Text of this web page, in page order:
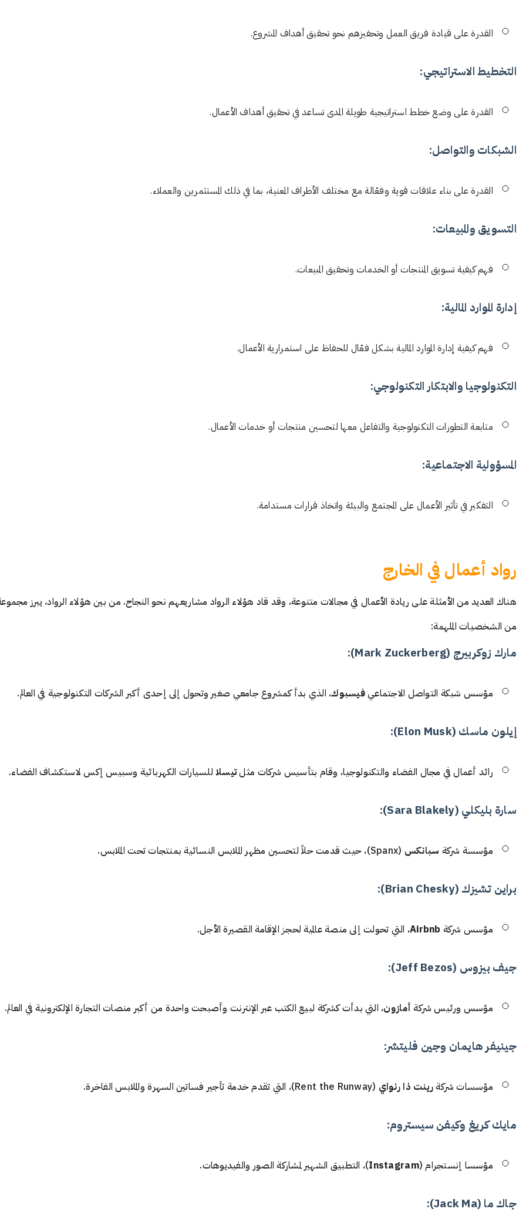
القدرة على قيادة فريق العمل وتحفيزهم نحو تحقيق أهداف المشروع.
التخطيط الاستراتيجي:
القدرة على وضع خطط استراتيجية طويلة المدى تساعد في تحقيق أهداف الأعمال.
الشبكات والتواصل:
القدرة على بناء علاقات قوية وفعّالة مع مختلف الأطراف المعنية، بما في ذلك المستثمرين والعملاء.
التسويق والمبيعات:
فهم كيفية تسويق المنتجات أو الخدمات وتحقيق المبيعات.
إدارة الموارد المالية:
فهم كيفية إدارة الموارد المالية بشكل فعّال للحفاظ على استمرارية الأعمال.
التكنولوجيا والابتكار التكنولوجي:
متابعة التطورات التكنولوجية والتفاعل معها لتحسين منتجات أو خدمات الأعمال.
المسؤولية الاجتماعية:
التفكير في تأثير الأعمال على المجتمع والبيئة واتخاذ قرارات مستدامة.
رواد أعمال في الخارج
هناك العديد من الأمثلة على ريادة الأعمال في مجالات متنوعة، وقد قاد هؤلاء الرواد مشاريعهم نحو النجاح. من بين هؤلاء الرواد، يبرز
من الشخصيات الملهمة:
مارك زوكربيرج (Mark Zuckerberg):
مؤسس شبكة التواصل الاجتماعيفيسبوك، الذي بدأ كمشروع جامعي صغير وتحول إلى إحدى أكبر الشركات التكنولوجية في العالم.
إيلون ماسك (Elon Musk):
رائد أعمال في مجال الفضاء والتكنولوجيا، وقام بتأسيس شركات مثلتيسلا للسيارات الكهربائية وسبيس إكس لاستكشاف الفضاء.
سارة بليكلي (Sara Blakely):
مؤسسة شركة سبانكس (Spanx)، حيث قدمت حلاً لتحسين مظهر الملابس النسائية بمنتجات تحت الملابس.
براين تشيزك (Brian Chesky):
مؤسس شركة Airbnb، التي تحولت إلى منصة عالمية لحجز الإقامة القصيرة الأجل.
جيف بيزوس (Jeff Bezos):
مؤسس ورئيس شركة أمازون، التي بدأت كشركة لبيع الكتب عبر الإنترنت وأصبحت واحدة من أكبر منصات التجارة الإلكترونية في العالم.
جينيفر هايمان وجين فليتشر:
مؤسسات شركة رينت ذا رنواي (Rent the Runway)، التي تقدم خدمة تأجير فساتين السهرة والملابس الفاخرة.
مايك كريغ وكيفن سيستروم:
مؤسسا إنستجرام (Instagram)، التطبيق الشهير لمشاركة الصور والفيديوهات.
جاك ما (Jack Ma):
En /
En / Ar first year
first year